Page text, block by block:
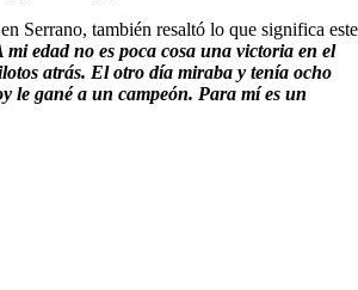
Serrano, también resaltó lo que significa este
mi edad no es poca cosa una victoria en el
atrás. El otro día miraba y tenía ocho
le gané a un campeón. Para mí es un